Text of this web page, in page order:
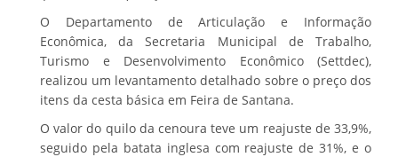
O Departamento de Articulação e Informação
Econômica, da Secretaria Municipal de Trabalho,
Turismo e Desenvolvimento Econômico (Settdec),
realizou um levantamento detalhado sobre o preço dos
itens da cesta básica em Feira de Santana.
O valor do quilo da cenoura teve um reajuste de 33,9%,
seguido pela batata inglesa com reajuste de 31%, e o